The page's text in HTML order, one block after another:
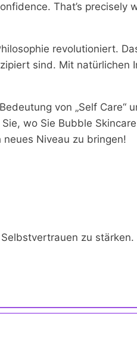
That’s precisely
revolutioniert.
sind. Mit natürlichen
von „Self Care“
wo Sie Bubble
Niveau zu bringen!
zu stärken.